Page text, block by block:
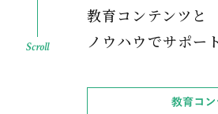
Scroll
教育コンテンツと
ノウハウでサポー